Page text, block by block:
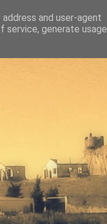
and user-agent
service, generate usage